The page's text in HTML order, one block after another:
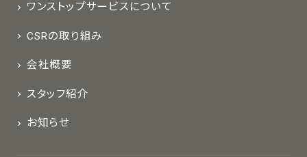
ワンストップサービスについて
CSRの取り組み
会社概要
スタッフ紹介
お知らせ